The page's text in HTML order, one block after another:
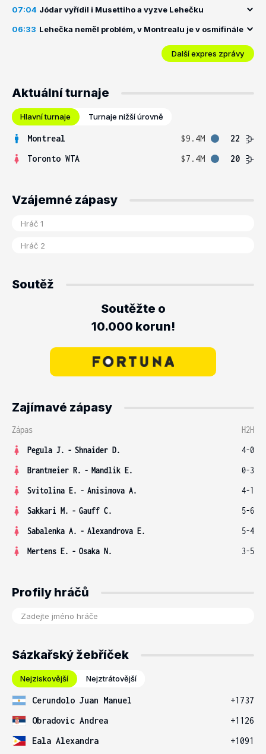
07:04 Jódar vyřídil i Musettiho a vyzve Lehečku
06:33 Lehečka neměl problém, v Montrealu je v osmifinále
Další expres zprávy
Aktuální turnaje
Hlavní turnaje Turnaje nižší úrovně
Montreal $9.4M
22
Toronto WTA
$7.4M 20
Vzájemné zápasy
Soutěž
Soutěžte o
10.000 korun!
Zajímavé zápasy
Zápas
H2H
Pegula J. - Shnaider D.
4-0
Brantmeier R. - Mandlik E.
0-3
Svitolina E. - Anisimova A.
4-1
Sakkari M. - Gauff C.
5-6
Sabalenka A. - Alexandrova E.
5-4
Mertens E. - Osaka N. 3-5
Profily hráčů
Sázkařský žebříček
Nejziskovější Nejztrátovější
Cerundolo Juan Manuel
+1737
Obradovic Andrea
+1126
Eala Alexandra
+1091